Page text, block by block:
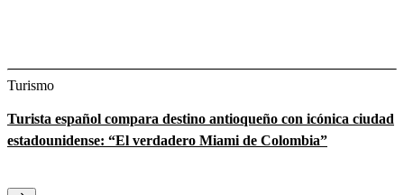
Turismo
Turista español compara destino antioqueño con icónica ciudad
estadounidense: “El verdadero Miami de Colombia”